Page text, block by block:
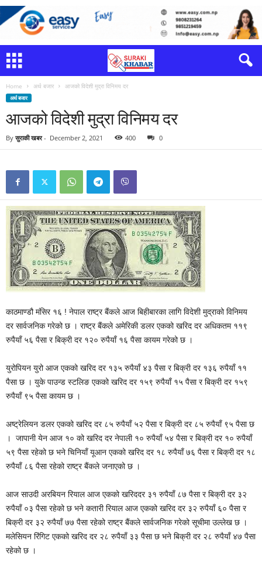
Home अर्थ बजार आजको विदेशी मुद्रा विनिमय दर
अर्थ बजार
आजको विदेशी मुद्रा विनिमय दर
By सुराकी खबर- December 2, 2021 400 0
काठमाण्डौ मंसिर १६ ! नेपाल राष्ट्र बैंकले आज बिहीबारका लागि विदेशी मुद्राको विनिमय
दर सार्वजनिक गरेको छ । राष्ट्र बैंकले अमेरिकी डलर एकको खरिद दर अधिकतम ११९
रुपैयाँ ५६ पैसा र बिक्री दर १२० रुपैयाँ १६ पैसा कायम गरेको छ ।
युरोपियन युरो आज एकको खरिद दर १३५ रुपैयाँ ४३ पैसा र बिक्री दर १३६ रुपैयाँ ११
पैसा छ । युके पाउन्ड स्टलिङ एकको खरिद दर १५९ रुपैयाँ १५ पैसा र बिक्री दर १५९
रुपैयाँ ९५ पैसा कायम छ ।
अष्ट्रेलियन डलर एकको खरिद दर ८५ रुपैयाँ ५२ पैसा र बिक्री दर ८५ रुपैयाँ ९५ पैसा छ
। जापानी येन आज १० को खरिद दर नेपाली १० रुपैयाँ ५४ पैसा र बिक्री दर १० रुपैयाँ
५९ पैसा रहेको छ भने चिनियाँ यूआन एकको खरिद दर १८ रुपैयाँ ७६ पैसा र बिक्री दर १८
रुपैयाँ ८६ पैसा रहेको राष्ट्र बैंकले जनाएको छ ।
आज साउदी अरबियन रियाल आज एकको खरिददर ३१ रुपैयाँ ८७ पैसा र बिक्री दर ३२
रुपैयाँ ०३ पैसा रहेको छ भने कतारी रियाल आज एकको खरिद दर ३२ रुपैयाँ ६० पैसा र
बिक्री दर ३२ रुपैयाँ ७७ पैसा रहेको राष्ट्र बैंकले सार्वजनिक गरेको सूचीमा उल्लेख छ ।
मलेसियन रिंगिट एकको खरिद दर २८ रुपैयाँ ३३ पैसा छ भने बिक्री दर २८ रुपैयाँ ४७ पैसा
रहेको छ ।